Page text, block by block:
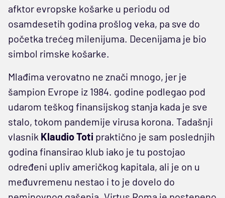
afktor evropske košarke u periodu od
osamdesetih godina prošlog veka, pa sve do
početka trećeg milenijuma. Decenijama je bio
simbol rimske košarke.
Mlađima verovatno ne znači mnogo, jer je
šampion Evrope iz 1984. godine podlegao pod
udarom teškog finansijskog stanja kada je sve
stalo, tokom pandemije virusa korona. Tadašnji
vlasnik Klaudio Toti praktično je sam poslednjih
godina finansirao klub iako je tu postojao
određeni upliv američkog kapitala, ali je on u
međuvremenu nestao i to je dovelo do